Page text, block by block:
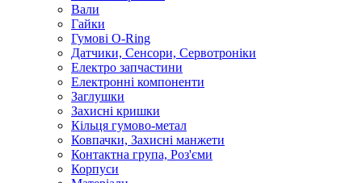
Вали
Гайки
Гумові O-Ring
Датчики, Сенсори, Сервотроніки
Електро запчастини
Електронні компоненти
Заглушки
Захисні кришки
Кільця гумово-метал
Ковпачки, Захисні манжети
Контактна група, Роз'єми
Корпуси